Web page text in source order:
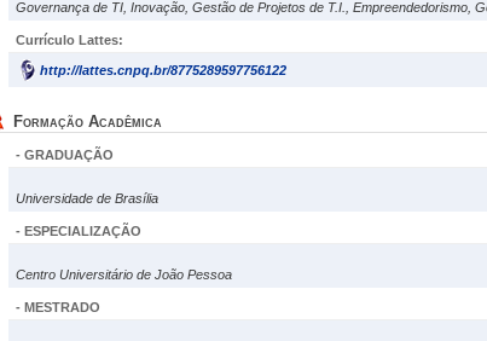
Governança de TI, Inovação, Gestão de Projetos de T.I., Empreendedorismo,
Currículo Lattes:
http://lattes.cnpq.br/8775289597756122
Formação Acadêmica
- GRADUAÇÃO
Universidade de Brasília
- ESPECIALIZAÇÃO
Centro Universitário de João Pessoa
- MESTRADO